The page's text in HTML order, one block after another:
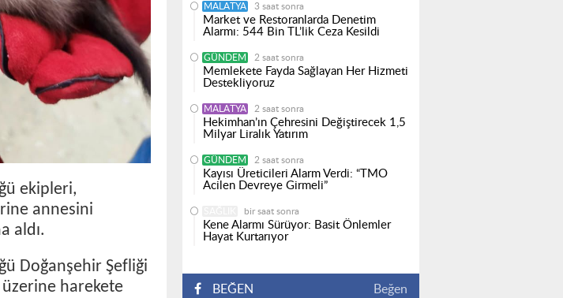
ekipleri,
annesini
aldı.
Doğanşehir Şefliği
üzerine harekete
MALATYA 3 saat sonra
Market ve Restoranlarda Denetim
Alarmı: 544 Bin TL’lik Ceza Kesildi
GÜNDEM 2 saat sonra
Memlekete Fayda Sağlayan Her Hizmeti
Destekliyoruz
MALATYA 2 saat sonra
Hekimhan’ın Çehresini Değiştirecek 1,5
Milyar Liralık Yatırım
GÜNDEM 2 saat sonra
Kayısı Üreticileri Alarm Verdi: “TMO
Acilen Devreye Girmeli”
bir saat sonra
Kene Alarmı Sürüyor: Basit Önlemler
Hayat Kurtarıyor
BEĞEN Beğen